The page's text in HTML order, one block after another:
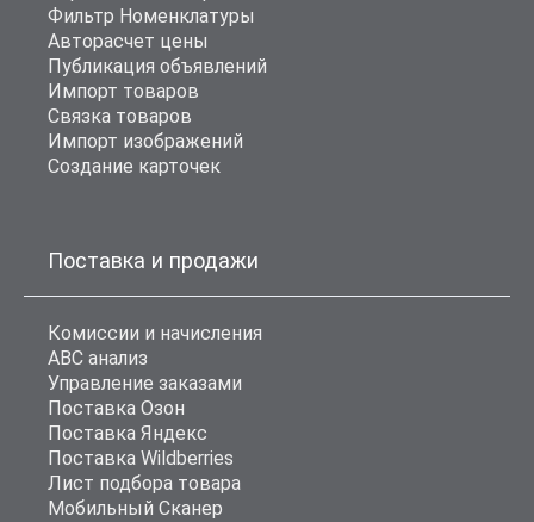
Фильтр Номенклатуры
Авторасчет цены
Публикация объявлений
Импорт товаров
Связка товаров
Импорт изображений
Создание карточек
Поставка и продажи
Комиссии и начисления
ABC анализ
Управление заказами
Поставка Озон
Поставка Яндекс
Поставка Wildberries
Лист подбора товара
Мобильный Сканер